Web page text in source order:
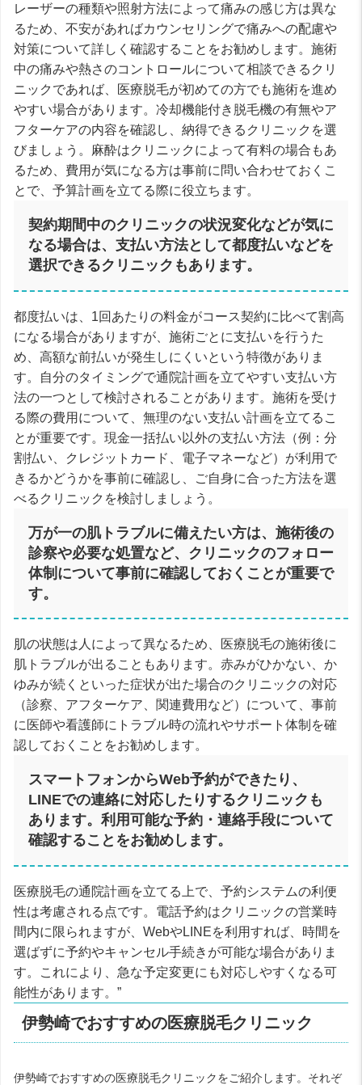
レーザーの種類や照射方法によって痛みの感じ方は異な
るため、不安があればカウンセリングで痛みへの配慮や
対策について詳しく確認することをお勧めします。施術
中の痛みや熱さのコントロールについて相談できるクリ
ニックであれば、医療脱毛が初めての方でも施術を進め
やすい場合があります。冷却機能付き脱毛機の有無やア
フターケアの内容を確認し、納得できるクリニックを選
びましょう。麻酔はクリニックによって有料の場合もあ
るため、費用が気になる方は事前に問い合わせておくこ
とで、予算計画を立てる際に役立ちます。
契約期間中のクリニックの状況変化などが気に
なる場合は、支払い方法として都度払いなどを
選択できるクリニックもあります。
都度払いは、1回あたりの料金がコース契約に比べて割高
になる場合がありますが、施術ごとに支払いを行うた
め、高額な前払いが発生しにくいという特徴がありま
す。自分のタイミングで通院計画を立てやすい支払い方
法の一つとして検討されることがあります。施術を受け
る際の費用について、無理のない支払い計画を立てるこ
とが重要です。現金一括払い以外の支払い方法（例：分
割払い、クレジットカード、電子マネーなど）が利用で
きるかどうかを事前に確認し、ご自身に合った方法を選
べるクリニックを検討しましょう。
万が一の肌トラブルに備えたい方は、施術後の
診察や必要な処置など、クリニックのフォロー
体制について事前に確認しておくことが重要で
す。
肌の状態は人によって異なるため、医療脱毛の施術後に
肌トラブルが出ることもあります。赤みがひかない、か
ゆみが続くといった症状が出た場合のクリニックの対応
（診察、アフターケア、関連費用など）について、事前
に医師や看護師にトラブル時の流れやサポート体制を確
認しておくことをお勧めします。
スマートフォンからWeb予約ができたり、
LINEでの連絡に対応したりするクリニックも
あります。利用可能な予約・連絡手段について
確認することをお勧めします。
医療脱毛の通院計画を立てる上で、予約システムの利便
性は考慮される点です。電話予約はクリニックの営業時
間内に限られますが、WebやLINEを利用すれば、時間を
選ばずに予約やキャンセル手続きが可能な場合がありま
す。これにより、急な予定変更にも対応しやすくなる可
能性があります。”
伊勢崎でおすすめの医療脱毛クリニック
伊勢崎でおすすめの医療脱毛クリニックをご紹介します。それぞ